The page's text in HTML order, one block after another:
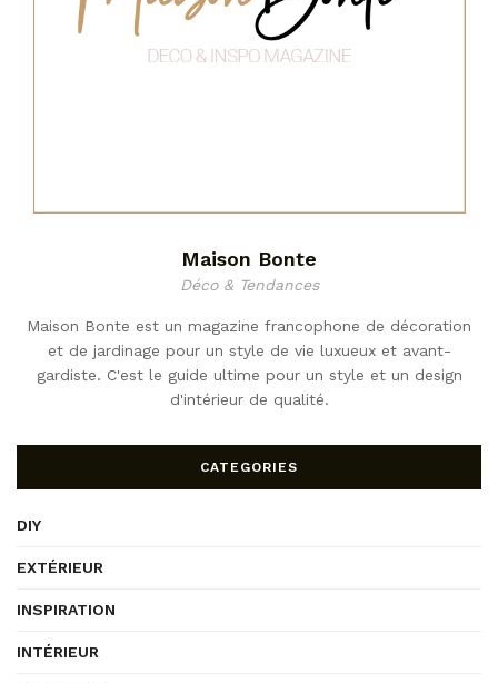
Maison Bonte
Déco & Tendances
Maison Bonte est un magazine francophone de décoration
et de jardinage pour un style de vie luxueux et avant-
gardiste. C'est le guide ultime pour un style et un design
d'intérieur de qualité.
CATEGORIES
DIY
EXTÉRIEUR
INSPIRATION
INTÉRIEUR